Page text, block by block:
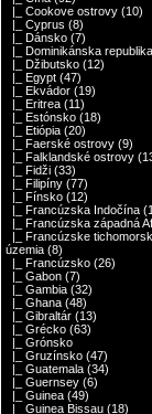
|_ Cookove ostrovy (10)
|_ Cyprus (8)
|_ Dánsko (7)
|_ Dominikánska republika
|_ Džibutsko (12)
|_ Egypt (47)
|_ Ekvádor (19)
|_ Eritrea (11)
|_ Estónsko (18)
|_ Etiópia (20)
|_ Faerské ostrovy (9)
|_ Falklandské ostrovy
|_ Fidži (33)
|_ Filipíny (77)
|_ Fínsko (12)
|_ Francúzska Indočína
|_ Francúzska západná
|_ Francúzske
územia (8)
|_ Francúzsko (26)
|_ Gabon (7)
|_ Gambia (32)
|_ Ghana (48)
|_ Gibraltár (13)
|_ Grécko (63)
|_ Grónsko
|_ Gruzínsko (47)
|_ Guatemala (34)
|_ Guernsey (6)
|_ Guinea (49)
|_ Guinea Bissau (18)